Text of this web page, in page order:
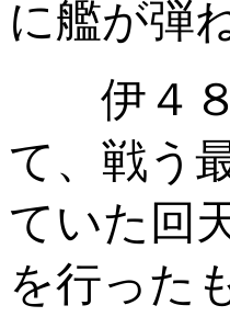
に艦が弾
伊４８
て、戦う
ていた回
を行った